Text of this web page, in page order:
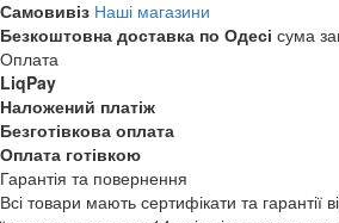
Самовивіз Наші магазини
Безкоштовна доставка по Одесі сума
Оплата
LiqPay
Наложений платіж
Безготівкова оплата
Оплата готівкою
Гарантія та повернення
Всі товари мають сертифікати та гарантії